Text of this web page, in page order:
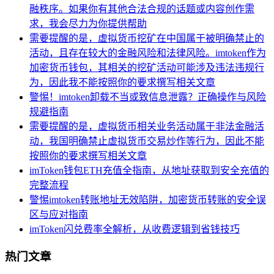
融秩序。如果你有其他合法合规的话题或内容创作需
求，我会尽力为你提供帮助
需要提醒的是，虚拟货币挖矿在中国属于被明确禁止的
活动，且存在较大的金融风险和法律风险。imtoken作为
加密货币钱包，其相关的挖矿活动可能涉及违法违规行
为，因此我不能按照你的要求撰写相关文章
警惕！imtoken卸载不当或致信息泄露？正确操作与风险
规避指南
需要提醒的是，虚拟货币相关业务活动属于非法金融活
动，我国明确禁止虚拟货币交易炒作等行为，因此不能
按照你的要求撰写相关文章
imToken钱包ETH充值全指南，从地址获取到安全充值的
完整流程
警惕imtoken转账地址无效陷阱，加密货币转账的安全误
区与应对指南
imToken闪兑费率全解析，从收费逻辑到省钱技巧
热门文章